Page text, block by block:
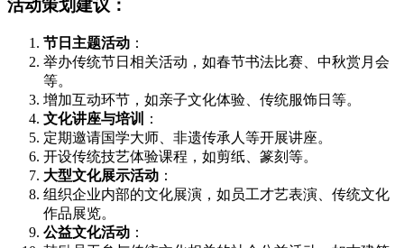
活动策划建议：
节日主题活动 ：
举办传统节日相关活动，如春节书法比赛、中秋赏月会
等。
增加互动环节，如亲子文化体验、传统服饰日等。
文化讲座与培训
：
定期邀请国学大师、非遗传承人等开展讲座。
开设传统技艺体验课程，如剪纸、篆刻等。
大型文化展示活动 ：
组织企业内部的文化展演，如员工才艺表演、传统文化
作品展览。
公益文化活动 ：